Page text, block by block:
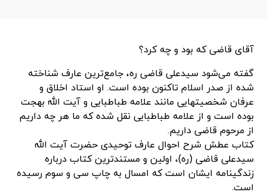
آقای قاضی که بود و چه کرد؟
گفته می‌شود سیدعلی قاضی ره، جامع‌ترین عارف شناخته
شده از صدر اسلام تاکنون بوده است. او استاد اخلاق و
عرفان شخصیتهایی مانند علامه طباطبایی و آیت الله بهجت
بوده است و از علامه طباطبایی نقل شده که ما هر چه داریم
از مرحوم قاضی داریم.
کتاب عطش شرح احوال عارف توحیدی حضرت آیت الله
سیدعلی قاضی (ره)، اولین و مستندترین کتاب درباره
زندگینامه ایشان است که امسال به چاپ سی و سوم رسیده
است.